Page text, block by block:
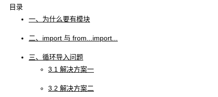
目录
一、为什么要有模块
二、import 与 from...import...
三、循环导入问题
3.1 解决方案一
3.2 解决方案二